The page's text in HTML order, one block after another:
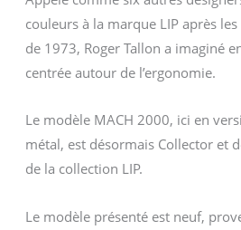
couleurs à la marque LIP après
de 1973, Roger Tallon a imaginé
centrée autour de l’ergonomie.
Le modèle MACH 2000, ici en
métal, est désormais Collector et
de la collection LIP.
Le modèle présenté est neuf,